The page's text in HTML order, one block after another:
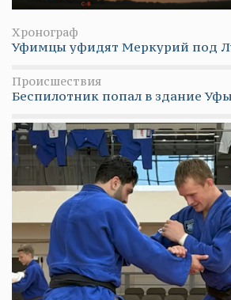
Хронограф
Уфимцы уфидят Меркурий под
Происшествия
Беспилотник попал в здание Уфы